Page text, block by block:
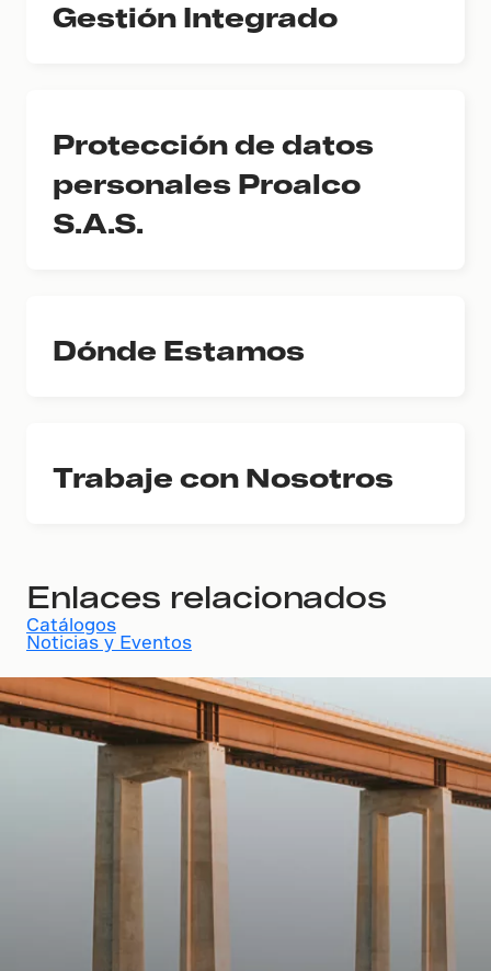
Gestión Integrado
Protección de datos
personales Proalco
S.A.S.
Dónde Estamos
Trabaje con Nosotros
Enlaces relacionados
Catálogos
Noticias y Eventos